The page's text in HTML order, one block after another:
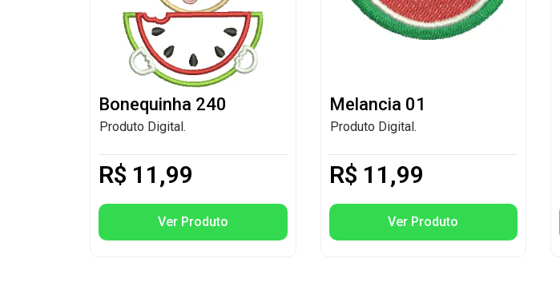
Bonequinha 240
Produto Digital.
R$ 11,99
Ver Produto
Melancia 01
Produto Digital.
R$ 11,99
Ver Produto